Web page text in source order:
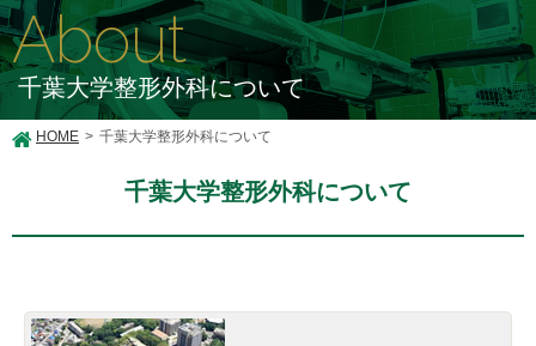
About
千葉大学整形外科について
HOME 千葉大学整形外科について
千葉大学整形外科について